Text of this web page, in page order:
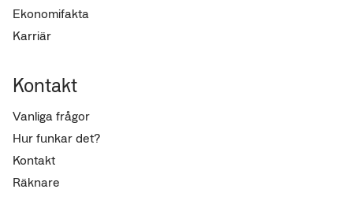
Ekonomifakta
Karriär
Kontakt
Vanliga frågor
Hur funkar det?
Kontakt
Räknare